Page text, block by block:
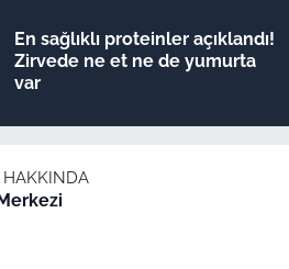
En sağlıklı proteinler açıklandı!
Zirvede ne et ne de yumurta
var
HAKKINDA